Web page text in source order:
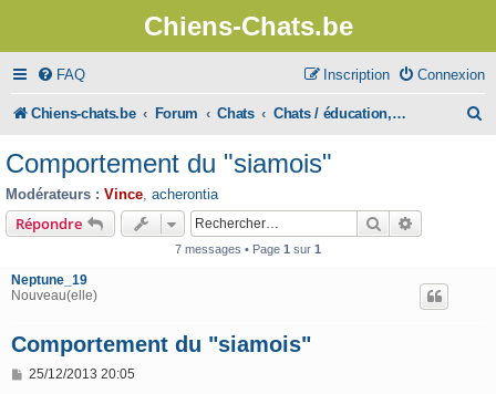
Chiens-Chats.be
FAQ Connexion
Inscription
Chiens-chats.be Forum Chats Chats / éducation, comportement
Comportement du "siamois"
Modérateurs : Vince acherontia
Répondre Rechercher
7 messages • Page 1 sur 1
Neptune_19
Nouveau(elle)
Comportement du "siamois"
M
25/12/2013 20:05